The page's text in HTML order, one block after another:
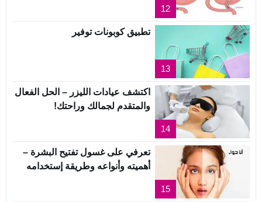
12
13
تطبيق كوبونات توفير
14
اكتشف عيادات الليزر – الحل الفعال
والمتقدم لجمالك وراحتك!
15
تعرفي على غسول تفتيح البشرة –
أهميته وأنواعه وطريقة إستخدامه